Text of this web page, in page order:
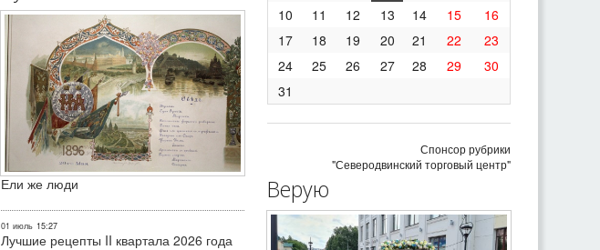
Ели же люди
01 июль 15:27
Лучшие рецепты II квартала 2026 года
10
11 12 13 14 15
16
17
18 19 20 21 22
23
24
25 26 27 28 29
30
31
Спонсор рубрики
"Северодвинский торговый центр"
Верую